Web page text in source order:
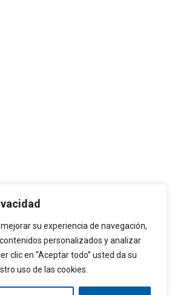
su experiencia de navegación,
personalizados y analizar
clic en “Aceptar todo” usted da su
uso de las cookies.